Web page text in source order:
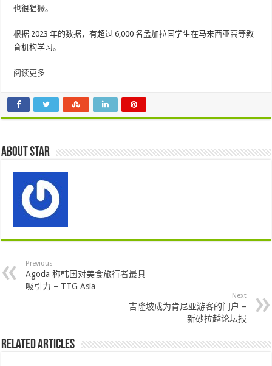
也很猖獗。
根据 2023 年的数据，有超过 6,000 名孟加拉国学生在马来西亚高等教
育机构学习。
阅读更多
About star
Previous
Agoda 称韩国对美食旅行者最具
吸引力 – TTG Asia
Next
吉隆坡成为肯尼亚游客的门户 –
新砂拉越论坛报
Related Articles